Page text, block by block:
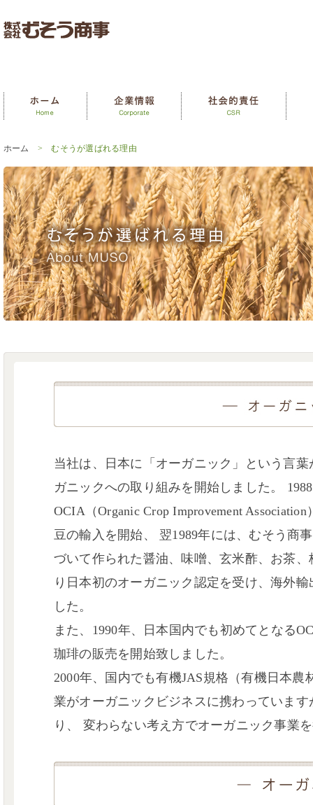
ホーム > むそうが選ばれる理由
当社は、日本に「オーガニック」という言
ガニックへの取り組みを開始しました。
OCIA（Organic Crop Improvement
豆の輸入を開始、 翌1989年には、むそう商
づいて作られた醤油、味噌、玄米酢、お茶
り日本初のオーガニック認定を受け、海外
した。
また、1990年、日本国内でも初めてとなる
珈琲の販売を開始致しました。
2000年、国内でも有機JAS規格（有機日本農
業がオーガニックビジネスに携わっていま
り、 変わらない考え方でオーガニック事業